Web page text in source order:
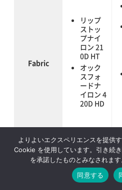
Fabric
リップ
ストッ
プナイ
ロン 21
0D HT
オック
スフォ
ードナ
イロン 4
20D HD
size ワンサイズ
容量
30L
約920g（実
測）
よりよいエクスペリエンスを提供
Cookie を使用しています。引き続
を承諾したものとみなされます
同意する